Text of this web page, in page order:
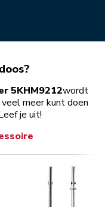
5KHM9212wordt
meer kunt doen
je uit!